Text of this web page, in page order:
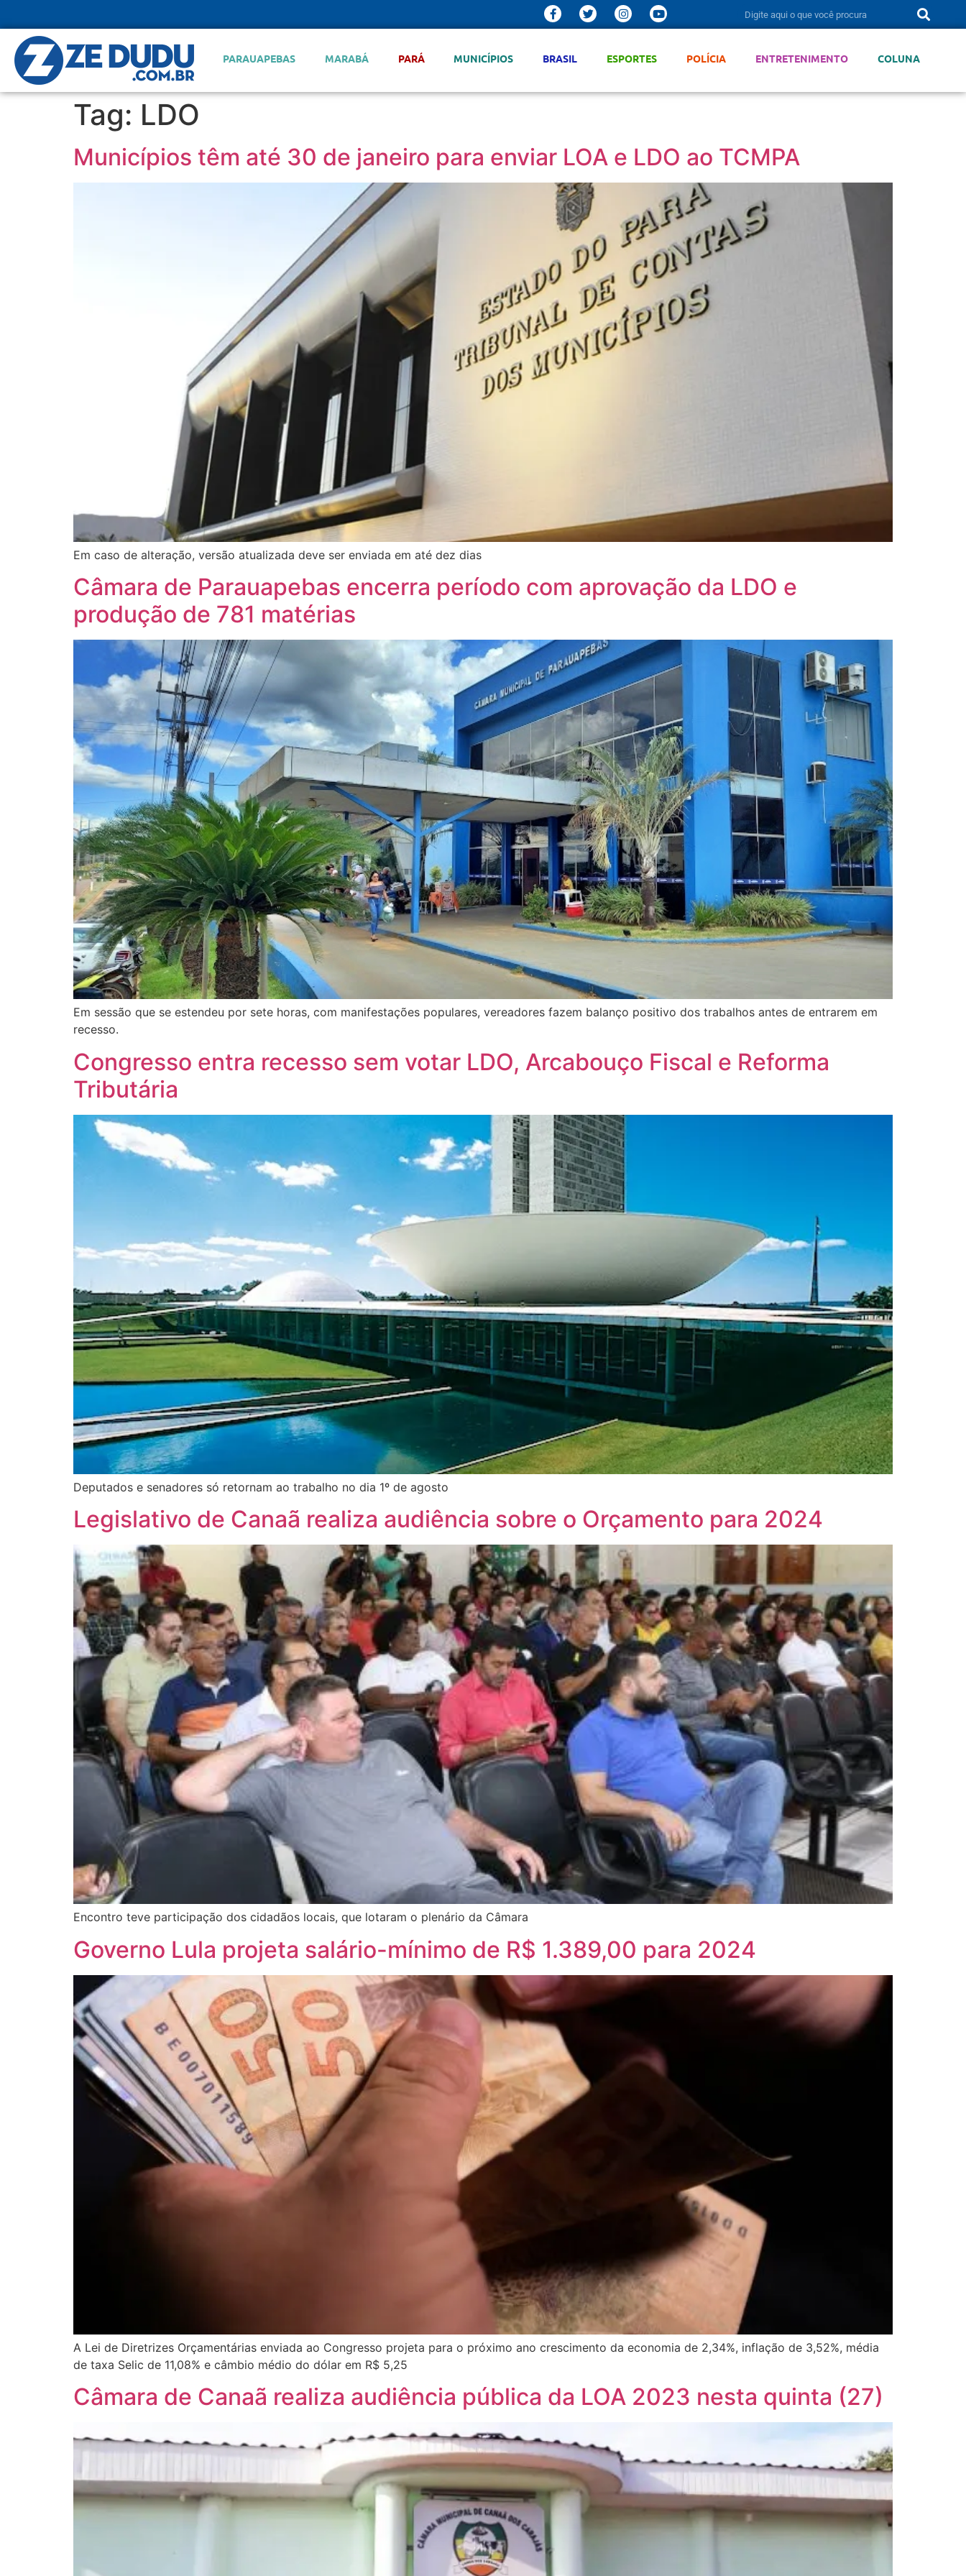
PARAUAPEBAS MARABÁ PARÁ MUNICÍPIOS BRASIL ESPORTES POLÍCIA ENTRETENIMENTO COLUNA
Tag: LDO
Municípios têm até 30 de janeiro para enviar LOA e LDO ao TCMPA
Em caso de alteração, versão atualizada deve ser enviada em até dez dias
Câmara de Parauapebas encerra período com aprovação da LDO e
produção de 781 matérias
Em sessão que se estendeu por sete horas, com manifestações populares, vereadores fazem balanço positivo dos trabalhos antes de entrarem em
recesso.
Congresso entra recesso sem votar LDO, Arcabouço Fiscal e Reforma
Tributária
Deputados e senadores só retornam ao trabalho no dia 1º de agosto
Legislativo de Canaã realiza audiência sobre o Orçamento para 2024
Encontro teve participação dos cidadãos locais, que lotaram o plenário da Câmara
Governo Lula projeta salário-mínimo de R$ 1.389,00 para 2024
A Lei de Diretrizes Orçamentárias enviada ao Congresso projeta para o próximo ano crescimento da economia de 2,34%, inflação de 3,52%, média
de taxa Selic de 11,08% e câmbio médio do dólar em R$ 5,25
Câmara de Canaã realiza audiência pública da LOA 2023 nesta quinta (27)